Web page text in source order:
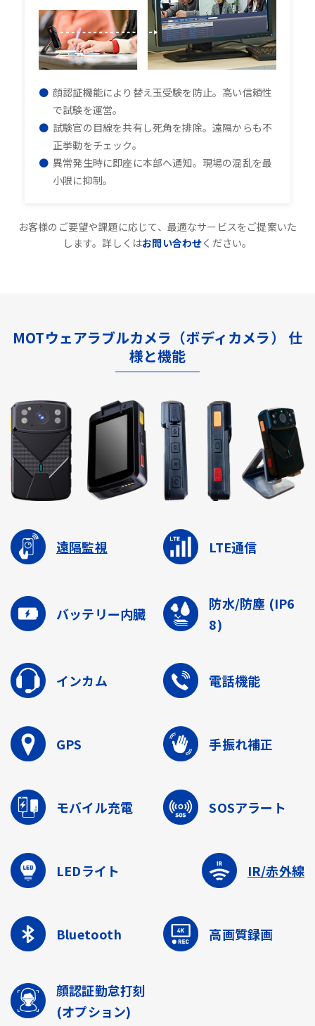
顔認証機能により替え玉受験を防止。高い信頼性
で試験を運営。
試験官の目線を共有し死角を排除。遠隔からも不
正挙動をチェック。
異常発生時に即座に本部へ通知。現場の混乱を最
小限に抑制。
お客様のご要望や課題に応じて、最適なサービスをご提案いた
します。詳しくはお問い合わせください。
MOTウェアラブルカメラ（ボディカメラ） 仕
様と機能
遠隔監視 LTE通信
バッテリー内臓
防水/防塵 (IP6
8)
インカム 電話機能
GPS 手振れ補正
モバイル充電 SOSアラート
LEDライト IR/赤外線
Bluetooth 高画質録画
顔認証勤怠打刻
(オプション)